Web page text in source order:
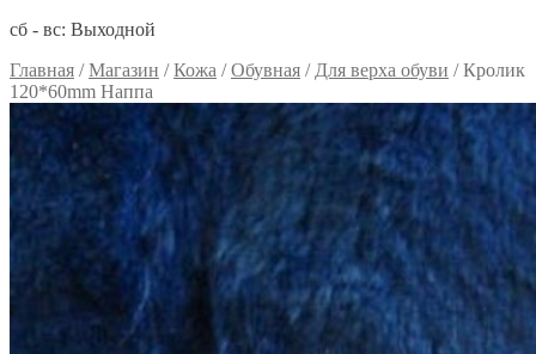
сб - вс: Выходной
Главная /Магазин /Кожа /Обувная / Для верха обуви /Кролик
120*60mm Наппа